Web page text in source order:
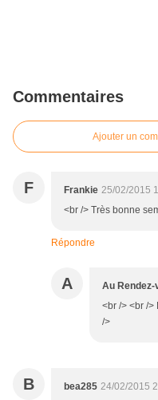
Commentaires
Ajouter un
F Frankie 25/02/2015
<br /> Très bonne
Répondre
A Au
<br /> <br />
/>
B bea285 24/02/2015